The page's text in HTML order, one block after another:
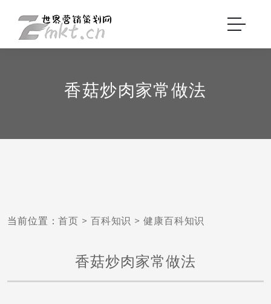
香菇炒肉家常做法
当前位置：首页 > 百科知识 > 健康百科知识
香菇炒肉家常做法